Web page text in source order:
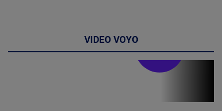
VIDEO VOYO